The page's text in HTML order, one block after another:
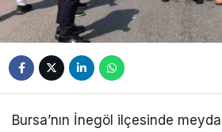
Bursa’nın İnegöl ilçesinde